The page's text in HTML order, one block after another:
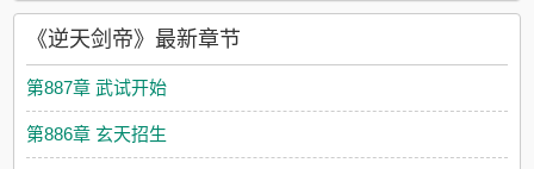
《逆天剑帝》最新章节
第887章 武试开始
第886章 玄天招生